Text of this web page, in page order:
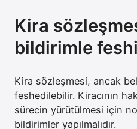
Kira
bildirimle feshi
Kira sözleşmesi, ancak
feshedilebilir. Kiracının
sürecin yürütülmesi için
bildirimler yapılmalıdır.